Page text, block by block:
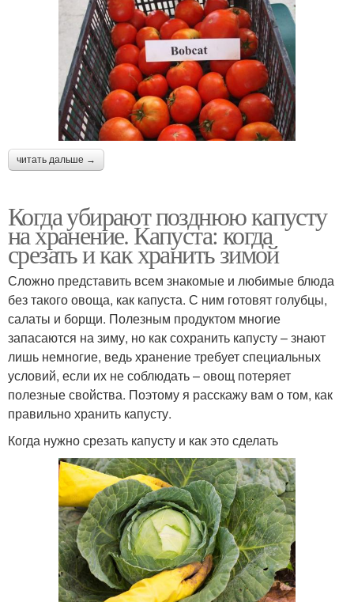
читать дальше →
Когда убирают позднюю капусту
на хранение. Капуста: когда
срезать и как хранить зимой
Сложно представить всем знакомые и любимые блюда
без такого овоща, как капуста. С ним готовят голубцы,
салаты и борщи. Полезным продуктом многие
запасаются на зиму, но как сохранить капусту – знают
лишь немногие, ведь хранение требует специальных
условий, если их не соблюдать – овощ потеряет
полезные свойства. Поэтому я расскажу вам о том, как
правильно хранить капусту.
Когда нужно срезать капусту и как это сделать